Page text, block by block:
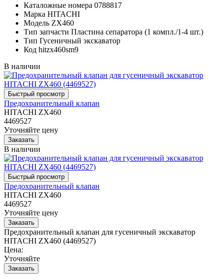
Каталожные номера 0788817
Марка HITACHI
Модель ZX460
Тип запчасти Пластина сепаратора (1 компл./1-4 шт.)
Тип Гусеничный экскаватор
Код hitzx460sm9
В наличии
Предохранительный клапан
HITACHI ZX460
4469527
Уточняйте цену
В наличии
Предохранительный клапан
HITACHI ZX460
4469527
Уточняйте цену
Предохранительный клапан для гусеничный экскаватор
HITACHI ZX460 (4469527)
Цена:
Уточняйте